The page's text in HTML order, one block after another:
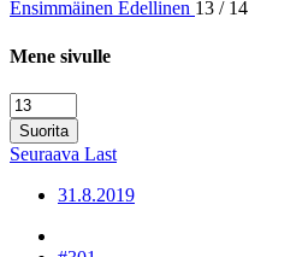
Ensimmäinen Edellinen 13 / 14
Mene sivulle
Suorita
Seuraava Last
31.8.2019